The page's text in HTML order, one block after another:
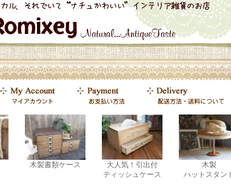
木製書類ケース
大人気！引出付
ティッシュケース
木製
ハットスタン